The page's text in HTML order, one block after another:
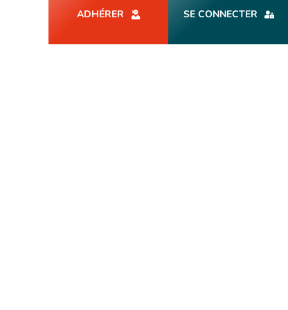
ADHÉRER SE CONNECTER